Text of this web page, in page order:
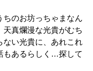
のお坊っちゃまなん
真爛漫な光貴がむち
ない光貴に、あれこれ
もあるらしく…探して